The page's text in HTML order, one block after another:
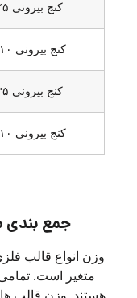
کنج بیرونی ۵*۱۰*۱۰۰
کنج بیرونی ۱۰*۱۰*۱۰۰
کنج بیرونی ۵*۱۰*۱۵۰
کنج بیرونی ۱۰*۱۰*۱۵۰
جمع بندی
وزن انواع قالب فلزی
متغیر است. تمامی
هستند. وزن قالب های